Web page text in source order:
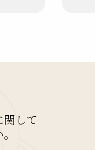
して